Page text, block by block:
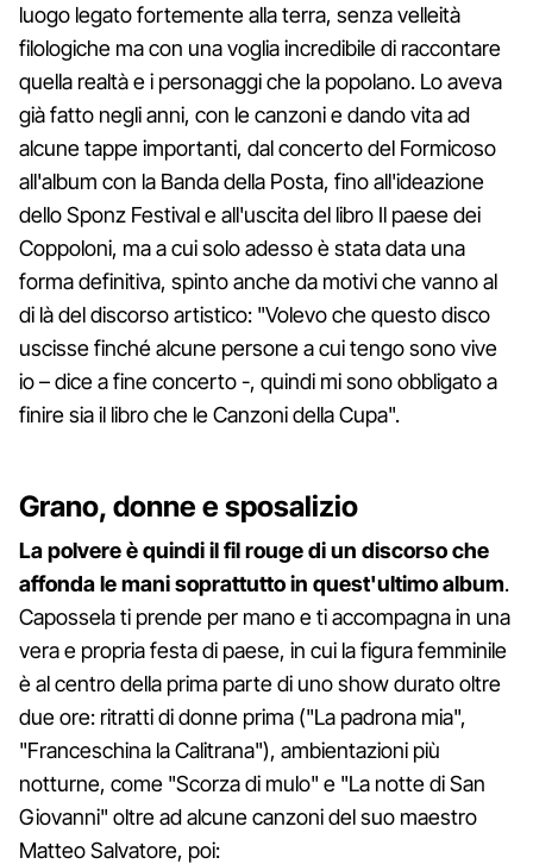
luogo legato fortemente alla terra, senza velleità
filologiche ma con una voglia incredibile di raccontare
quella realtà e i personaggi che la popolano. Lo aveva
già fatto negli anni, con le canzoni e dando vita ad
alcune tappe importanti, dal concerto del Formicoso
all'album con la Banda della Posta, fino all'ideazione
dello Sponz Festival e all'uscita del libro Il paese dei
Coppoloni, ma a cui solo adesso è stata data una
forma definitiva, spinto anche da motivi che vanno al
di là del discorso artistico: "Volevo che questo disco
uscisse finché alcune persone a cui tengo sono vive
io – dice a fine concerto -, quindi mi sono obbligato a
finire sia il libro che le Canzoni della Cupa".
Grano, donne e sposalizio
La polvere è quindi il fil rouge di un discorso che
affonda le mani soprattutto in quest'ultimo album.
Capossela ti prende per mano e ti accompagna in una
vera e propria festa di paese, in cui la figura femminile
è al centro della prima parte di uno show durato oltre
due ore: ritratti di donne prima ("La padrona mia",
"Franceschina la Calitrana"), ambientazioni più
notturne, come "Scorza di mulo" e "La notte di San
Giovanni" oltre ad alcune canzoni del suo maestro
Matteo Salvatore, poi: